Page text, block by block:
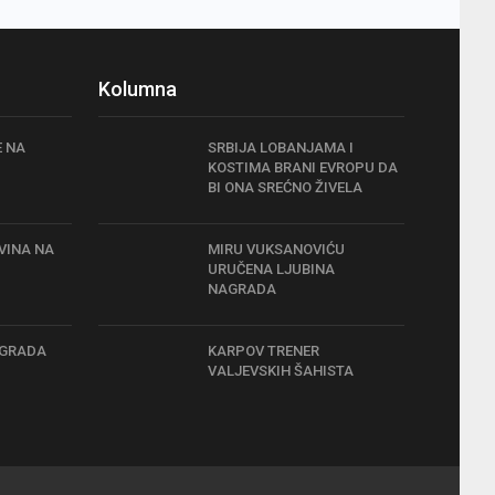
NA
NA
Kolumna
SRBIJA LOBANJAMA I
KOSTIMA BRANI EVROPU DA
BI ONA SREĆNO ŽIVELA
MIRU VUKSANOVIĆU
URUČENA LJUBINA
NAGRADA
KARPOV TRENER
VALJEVSKIH ŠAHISTA